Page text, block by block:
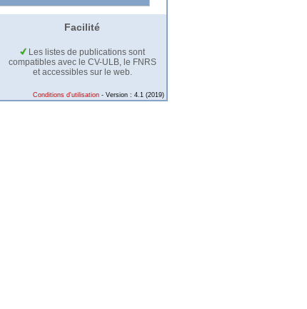
Facilité
Les listes de publications sont
compatibles avec le CV-ULB, le FNRS
et accessibles sur le web.
Conditions d'utilisation - Version : 4.1 (2019)